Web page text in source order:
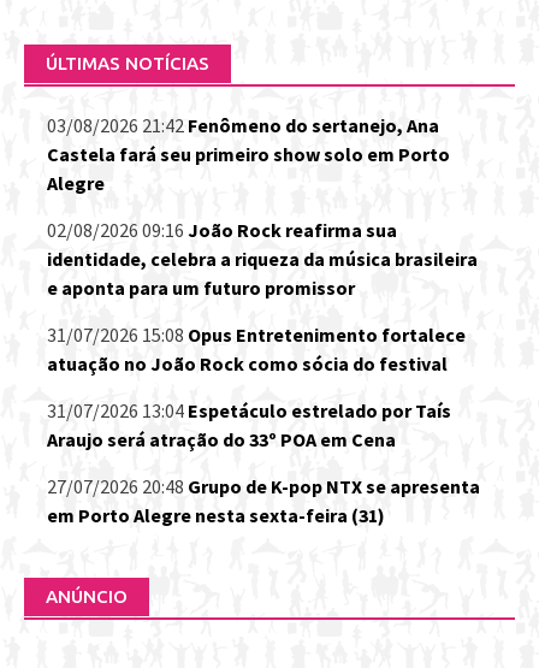
ÚLTIMAS NOTÍCIAS
03/08/2026 21:42 Fenômeno do sertanejo, Ana
Castela fará seu primeiro show solo em Porto
Alegre
02/08/2026 09:16 João Rock reafirma sua
identidade, celebra a riqueza da música brasileira
e aponta para um futuro promissor
31/07/2026 15:08 Opus Entretenimento fortalece
atuação no João Rock como sócia do festival
31/07/2026 13:04 Espetáculo estrelado por Taís
Araujo será atração do 33º POA em Cena
27/07/2026 20:48 Grupo de K-pop NTX se apresenta
em Porto Alegre nesta sexta-feira (31)
ANÚNCIO